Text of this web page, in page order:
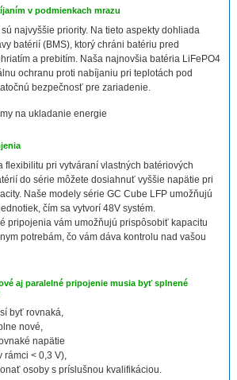
v podmienkach mrazu
najvyššie priority. Na tieto aspekty dohliada
batérií (BMS), ktorý chráni batériu pred
a prebitím. Naša najnovšia batéria LiFePO4
ochranu proti nabíjaniu pri teplotách pod
bezpečnosť pre zariadenie.
na ukladanie energie
flexibilitu pri vytváraní vlastných batériových
do série môžete dosiahnuť vyššie napätie pri
Naše modely série GC Cube LFP umožňujú
čím sa vytvorí 48V systém.
pripojenia vám umožňujú prispôsobiť kapacitu
potrebám, čo vám dáva kontrolu nad vašou
aj paralelné pripojenie musia byť splnené
byť rovnaká,
nové,
napätie
rámci < 0,3 V),
osoby s príslušnou kvalifikáciou.